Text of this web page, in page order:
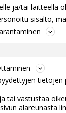
ja/tai laitteella
sisältö,
tietojen
tai vastustaa
alareunasta